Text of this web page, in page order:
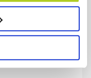
käsitellään ja miten
vain
lähestyvät rantaa
Kaliforniassa
kuuluvan